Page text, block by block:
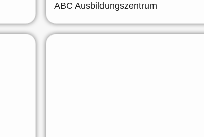
ABC Ausbildungszentrum